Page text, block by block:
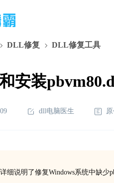
DLL修复 DLL修复工具
安装
dll电脑医生 原
细说明了修复Windows系统中缺少